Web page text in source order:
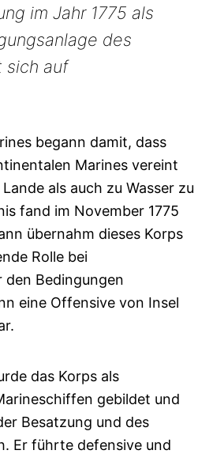
im Jahr 1775 als
des
sich auf
begann damit, dass
Marines vereint
als auch zu Wasser zu
fand im November 1775
übernahm dieses Korps
Rolle bei
Bedingungen
eine Offensive von Insel
das Korps als
gebildet und
Besatzung und des
Er führte defensive und